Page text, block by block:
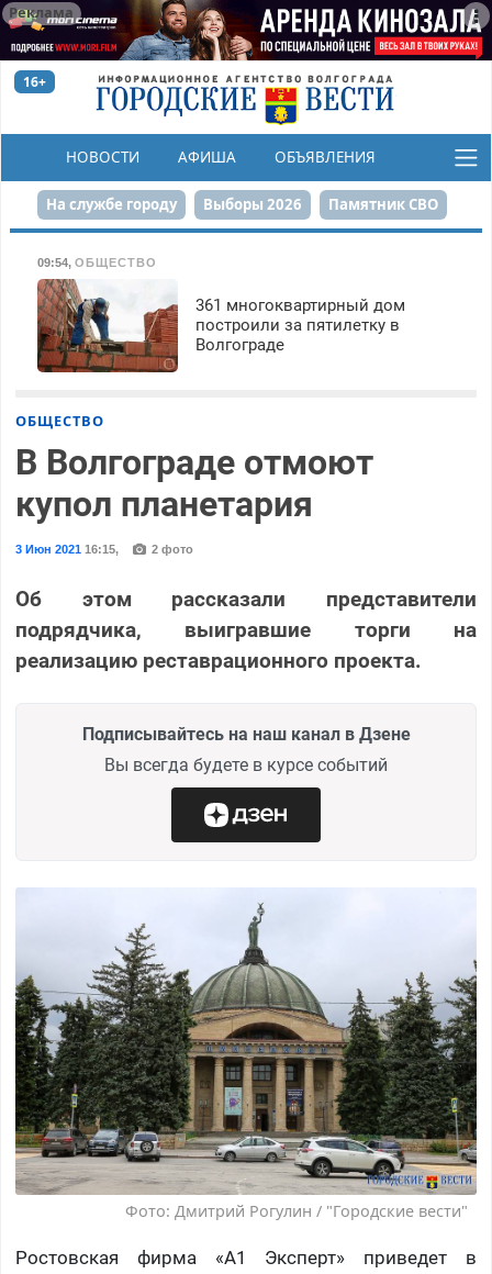
Реклама
16+
НОВОСТИ АФИША ОБЪЯВЛЕНИЯ
КОНКУРСЫ
На службе городу Выборы 2026 Памятник СВО
Набережная День Победы Реконструкция ЦПКиО
80-летие Победы Парк Героев-летчиков
09:54, ОБЩЕСТВО
361 многоквартирный дом
построили за пятилетку в
Волгограде
ОБЩЕСТВО
В Волгограде отмоют
купол планетария
3 Июн 202116:15, 2 фото
Об этом рассказали представители
подрядчика, выигравшие торги на
реализацию реставрационного проекта.
Подписывайтесь на наш канал в Дзене
Вы всегда будете в курсе событий
Фото: Дмитрий Рогулин / "Городские вести"
Ростовская фирма «А1 Эксперт» приведет в